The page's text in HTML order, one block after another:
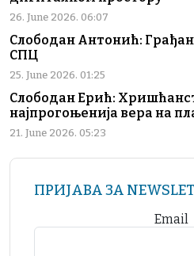
26. June 2026. 06:07
Слободан Антонић:
СПЦ
25. June 2026. 01:25
Слободан Ерић:
најпрогоњенија вера на
21. June 2026. 05:23
ПРИЈАВА ЗА
Email